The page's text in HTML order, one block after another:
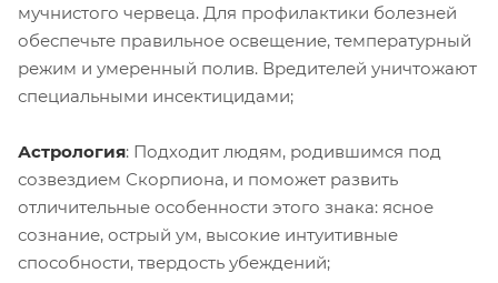
мучнистого червеца. Для профилактики болезней
обеспечьте правильное освещение, температурный
режим и умеренный полив. Вредителей уничтожают
специальными инсектицидами;
Астрология: Подходит людям, родившимся под
созвездием Скорпиона, и поможет развить
отличительные особенности этого знака: ясное
сознание, острый ум, высокие интуитивные
способности, твердость убеждений;